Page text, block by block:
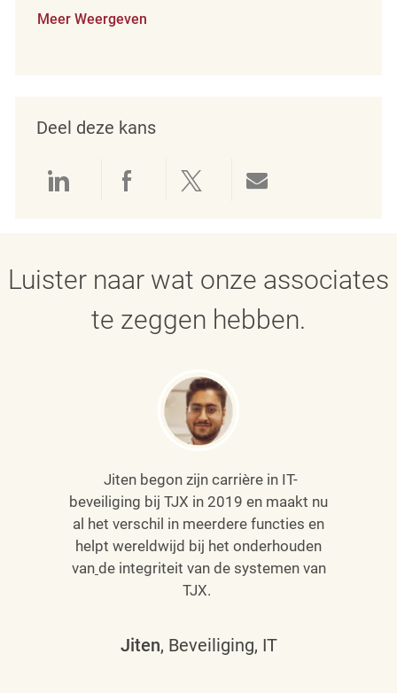
Meer Weergeven
Deel deze kans
Delen via LinkedIn
Delen via Facebook
Delen via twitter
Luister naar wat onze associates
te zeggen hebben.
Jiten begon zijn carrière in IT-
beveiliging bij TJX in 2019 en maakt nu
al het verschil in meerdere functies en
helpt wereldwijd bij het onderhouden
van de integriteit van de systemen van
TJX.
Jiten, Beveiliging, IT